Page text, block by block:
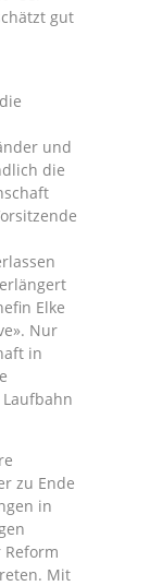
gut
und
die
Elke
Nur
in
zu Ende
in
Mit